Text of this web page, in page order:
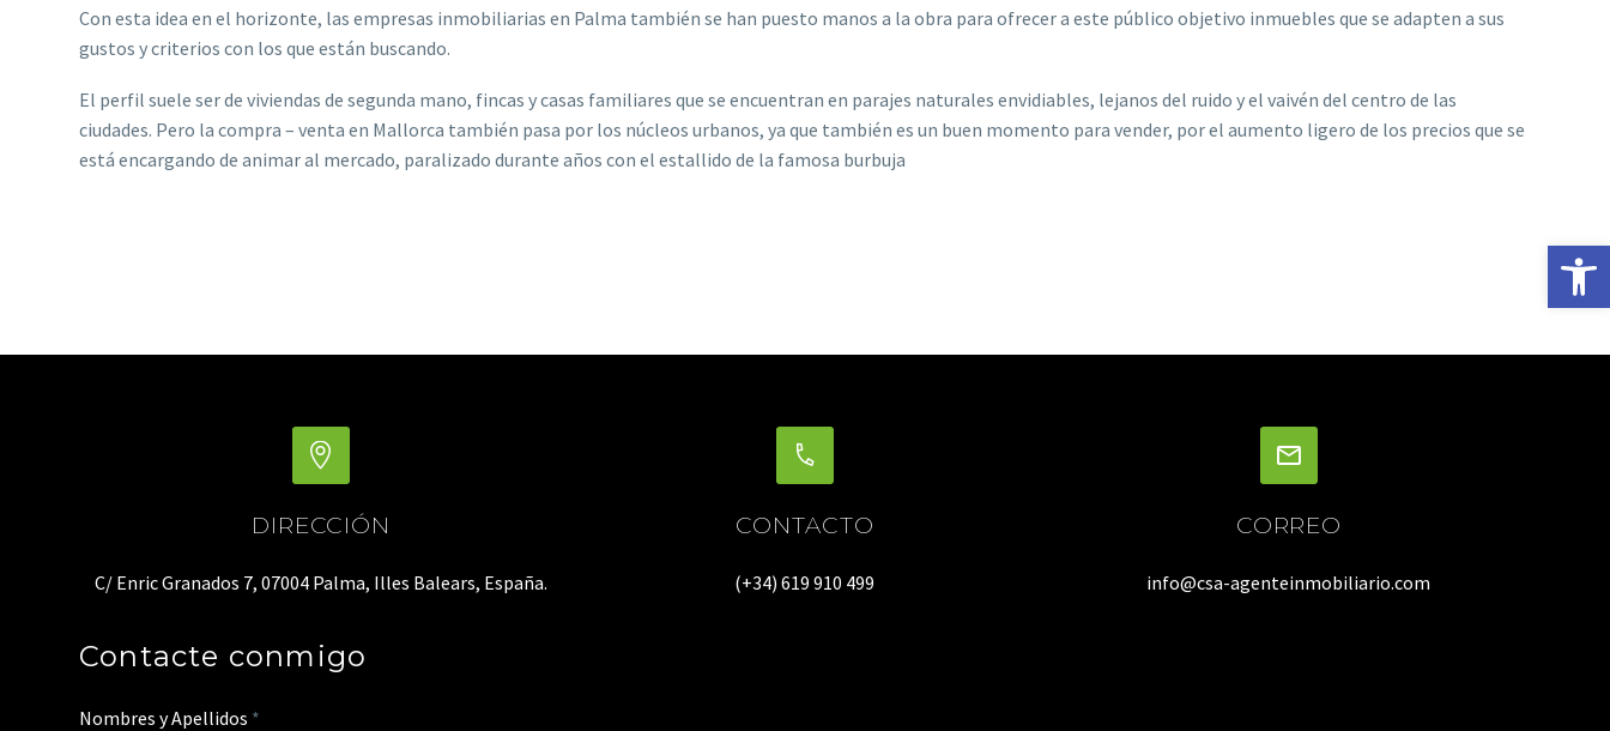
Abrir
Con esta idea en el horizonte, las empresas inmobiliarias en Palma también se han puesto manos a la obra para ofrecer a este público objetivo inmuebles que se adapten a sus
gustos y criterios con los que están buscando.
El perfil suele ser de viviendas de segunda mano, fincas y casas familiares que se encuentran en parajes naturales envidiables, lejanos del ruido y el vaivén del centro de las
ciudades. Pero la compra – venta en Mallorca también pasa por los núcleos urbanos, ya que también es un buen momento para vender, por el aumento ligero de los precios que se
está encargando de animar al mercado, paralizado durante años con el estallido de la famosa burbuja
DIRECCIÓN
C/ Enric Granados 7, 07004 Palma, Illes Balears, España.
CONTACTO
(+34) 619 910 499
CORREO
info@csa-agenteinmobiliario.com
Contacte conmigo
Nombres y Apellidos *